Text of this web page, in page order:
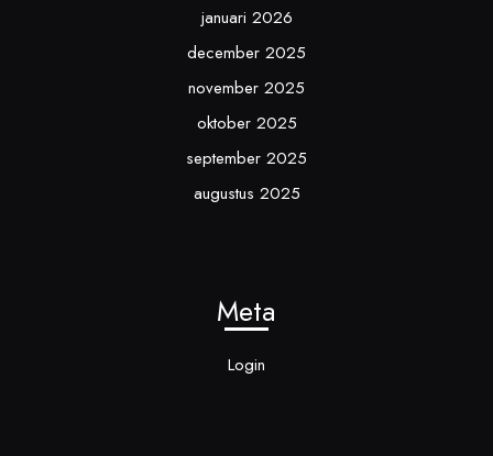
januari 2026
december 2025
november 2025
oktober 2025
september 2025
augustus 2025
Meta
Login